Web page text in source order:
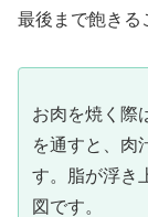
最後まで飽きる
お肉を焼く際
を通すと、肉
す。脂が浮き
図です。